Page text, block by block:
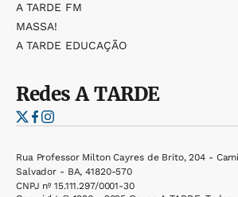
A TARDE FM
MASSA!
A TARDE EDUCAÇÃO
RedesA TARDE
Rua Professor Milton Cayres de Brito, 204 -
Salvador - BA, 41820-570
CNPJ nº 15.111.297/0001-30